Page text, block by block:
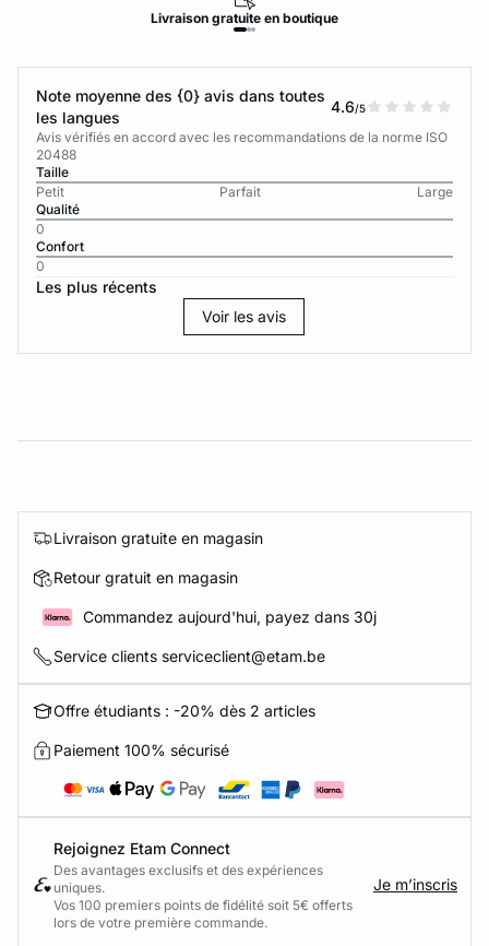
Livraison gratuite en boutique
Note moyenne des {0} avis dans toutes
les langues
4.6/5
Avis vérifiés en accord avec les recommandations de la norme ISO
20488
Taille
Petit
Parfait
Large
Qualité
0
Confort
0
Les plus récents
Voir les avis
Livraison gratuite en magasin
Retour gratuit en magasin
Commandez aujourd'hui, payez dans 30j
Service clients serviceclient@etam.be
Offre étudiants : -20% dès 2 articles
Paiement 100% sécurisé
Rejoignez Etam Connect
Des avantages exclusifs et des expériences
uniques.
Vos 100 premiers points de fidélité soit 5€ offerts
lors de votre première commande.​
Je m’inscris